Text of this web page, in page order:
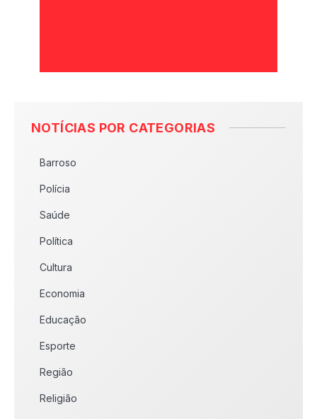
NOTÍCIAS POR CATEGORIAS
Barroso
Polícia
Saúde
Política
Cultura
Economia
Educação
Esporte
Região
Religião